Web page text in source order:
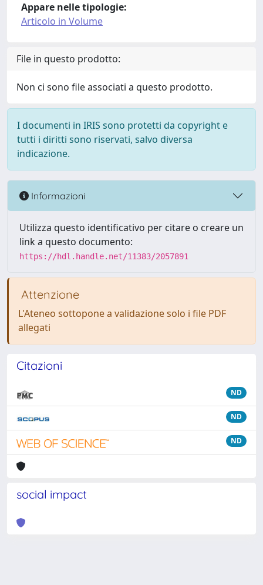
Appare nelle tipologie:
Articolo in Volume
File in questo prodotto:
Non ci sono file associati a questo prodotto.
I documenti in IRIS sono protetti da copyright e
tutti i diritti sono riservati, salvo diversa
indicazione.
Informazioni
Utilizza questo identificativo per citare o creare un
link a questo documento:
https://hdl.handle.net/11383/2057891
Attenzione
L'Ateneo sottopone a validazione solo i file PDF
allegati
Citazioni
ND
ND
ND
social impact